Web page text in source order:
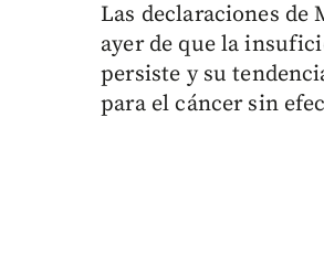
Las declaraciones de
ayer de que la
persiste y su
para el cáncer sin